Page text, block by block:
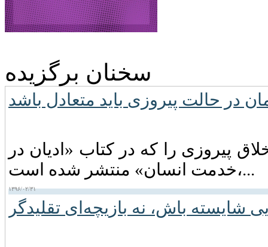
سخنان برگزیده
در حالت پیروزى باید متعادل باشد
پیروزی را که در کتاب «ادیان در
خدمت انسان» منتشر شده است،...
۱۳۹۶/۰۲/۳۱
شایسته باش، نه بازیچه‌ای تقلیدگر